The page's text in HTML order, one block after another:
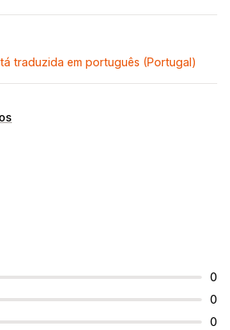
traduzida em português (Portugal)
0
0
0